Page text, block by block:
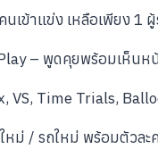
เข้าแข่ง เหลือเพียง 1
– พูดคุยพร้อมเห็นห
VS, Time Trials,
หม่ / รถใหม่ พร้อมตัวละ